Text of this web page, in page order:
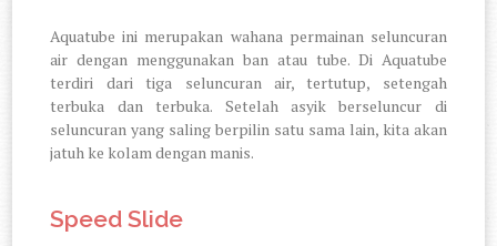
Aquatube ini merupakan wahana permainan seluncuran
air dengan menggunakan ban atau tube. Di Aquatube
terdiri dari tiga seluncuran air, tertutup, setengah
terbuka dan terbuka. Setelah asyik berseluncur di
seluncuran yang saling berpilin satu sama lain, kita akan
jatuh ke kolam dengan manis.
Speed Slide